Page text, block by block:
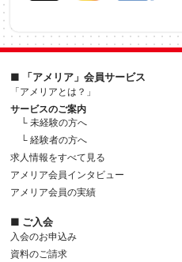
■ 「アメリア」会員サービス
「アメリアとは？」
サービスのご案内
└ 未経験の方へ
└ 経験者の方へ
求人情報をすべて見る
アメリア会員インタビュー
アメリア会員の実績
■ ご入会
入会のお申込み
資料のご請求